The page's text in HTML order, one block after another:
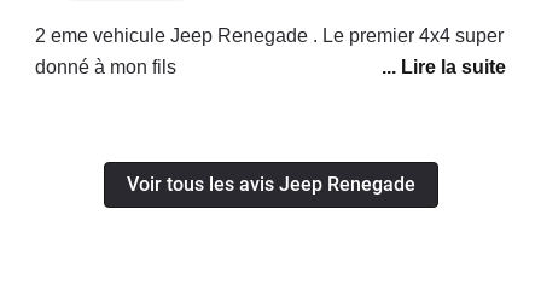
une voiture urbaine et petite campagne hors des
sentiers battu sa n empêche pas de prendre des
en petite vitesse et même à une vitesse de 110km elle
n est pas bruyante .Défaut siège du milieu dur et pour
2 eme vehicule Jeep Renegade . Le premier 4x4 super
donné à mon fils
Voir tous les avis Jeep Renegade